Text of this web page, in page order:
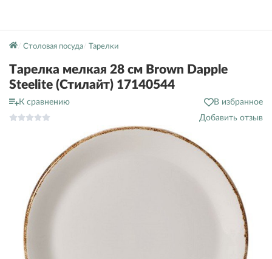
Столовая посуда Тарелки
Тарелка мелкая 28 см Brown Dapple
Steelite (Стилайт) 17140544
К сравнению
В избранное
Добавить отзыв